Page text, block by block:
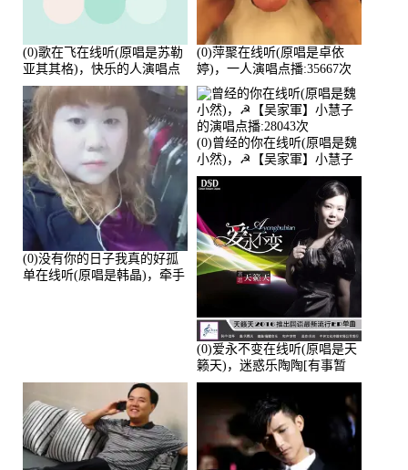
(0)歌在飞在线听(原唱是苏勒
亚其其格)，快乐的人演唱点
播:36次
(0)萍聚在线听(原唱是卓依
婷)，一人演唱点播:35667次
(0)没有你的日子我真的好孤
单在线听(原唱是韩晶)，牵手
(0)曾经的你在线听(原唱是魏
小然)，☭【吴家軍】小慧子
的演唱点播:28043次
(0)爱永不变在线听(原唱是天
籁天)，迷惑乐陶陶[有事暂
离]演唱点播:27678次